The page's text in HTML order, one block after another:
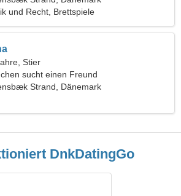
und Recht, Brettspiele
Stier
sucht einen Freund
Strand, Dänemark
DnkDatingGo